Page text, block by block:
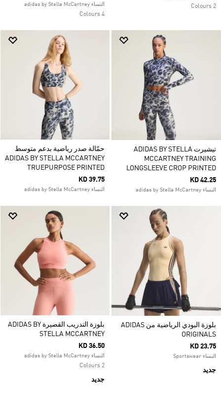
2 Colours النساء adidas by Stella McCartney
4 Colours
تيشيرت ADIDAS BY STELLA
MCCARTNEY TRAINING
LONGSLEEVE CROP PRINTED
KD 42.25
النساء adidas by Stella McCartney
حمّالة صدر رياضية بدعم متوسط
ADIDAS BY STELLA MCCARTNEY
TRUEPURPOSE PRINTED
KD 39.75
النساء adidas by Stella McCartney
بلوزة البودي الرياضية من ADIDAS
ORIGINALS
KD 23.75
النساء Sportswear
جديد
بلوزة التدريب القصيرة ADIDAS BY
STELLA MCCARTNEY
KD 36.50
النساء adidas by Stella McCartney
2 Colours
جديد